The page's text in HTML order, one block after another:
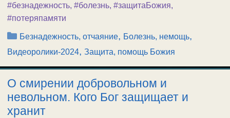
#безнадежность, #болезнь, #защитаБожия,
#потеряпамяти
Рубрики
Безнадежность, отчаяние, Болезнь, немощь,
Видеоролики-2024, Защита, помощь Божия
О смирении добровольном и
невольном. Кого Бог защищает и
хранит